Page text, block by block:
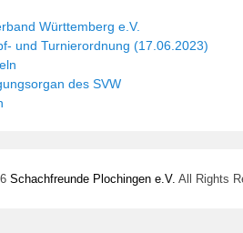
Württemberg e.V.
und Turnierordnung (17.06.2023)
des SVW
Schachfreunde Plochingen e.V. All Rights